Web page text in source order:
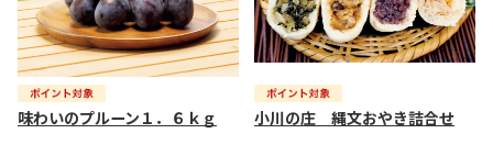
味わいのプルーン１．６ｋｇ 小川の庄 縄文おやき詰合せ